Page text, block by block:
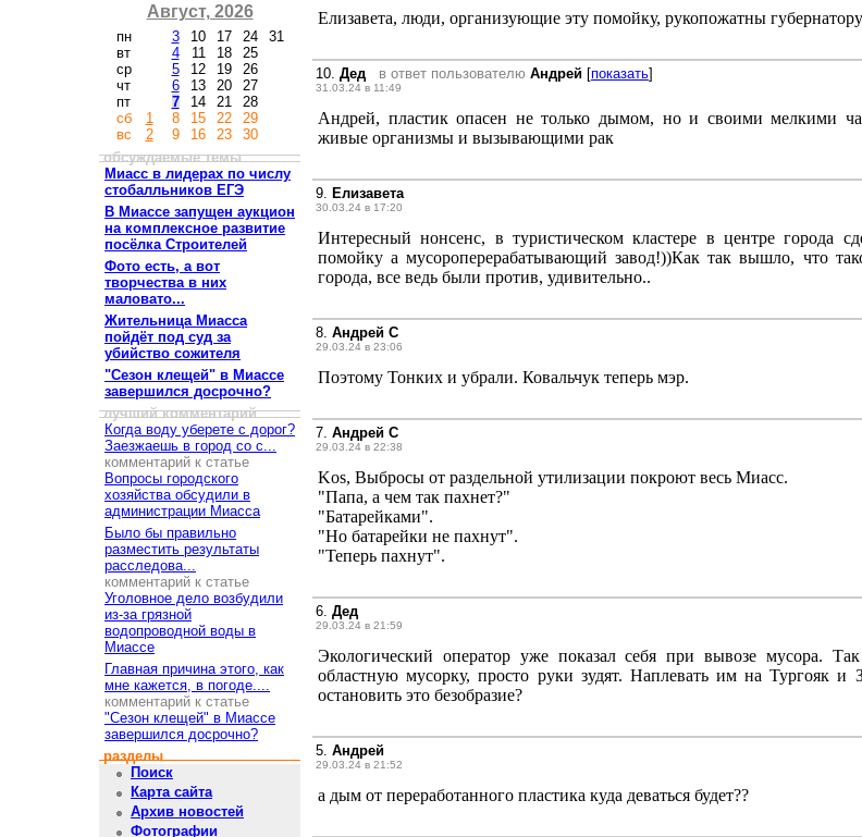
Август, 2026
пн
вт
ср
чт
пт
сб
вс
1
2
3
4
5
6
7
8
9
10
11
12
13
14
15
16
17
18
19
20
21
22
23
24
25
26
27
28
29
30
31
обсуждаемые темы
Миасс в лидерах по числу
стобалльников ЕГЭ
В Миассе запущен аукцион
на комплексное развитие
посёлка Строителей
Фото есть, а вот
творчества в них
маловато...
Жительница Миасса
пойдёт под суд за
убийство сожителя
"Сезон клещей" в Миассе
завершился досрочно?
лучший комментарий
Когда воду уберете с дорог?
Заезжаешь в город со с...
комментарий к статье
Вопросы городского
хозяйства обсудили в
администрации Миасса
Было бы правильно
разместить результаты
расследова...
комментарий к статье
Уголовное дело возбудили
из-за грязной
водопроводной воды в
Миассе
Главная причина этого, как
мне кажется, в погоде....
комментарий к статье
"Сезон клещей" в Миассе
завершился досрочно?
разделы
Поиск
Карта сайта
Архив новостей
Фотографии
Елизавета, люди, организующие эту помойку, рукопожатны губернатору
10. Дед в ответ пользователю Андрей [показать]
31.03.24 в 11:49
Андрей, пластик опасен не только дымом, но и своими мелкими
живые организмы и вызывающими рак
9. Елизавета
30.03.24 в 17:20
Интересный нонсенс, в туристическом кластере в центре города
помойку а мусороперерабатывающий завод!))Как так вышло, что
города, все ведь были против, удивительно..
8. Андрей С
29.03.24 в 23:06
Поэтому Тонких и убрали. Ковальчук теперь мэр.
7. Андрей С
29.03.24 в 22:38
Kos, Выбросы от раздельной утилизации покроют весь Миасс.
"Папа, а чем так пахнет?"
"Батарейками".
"Но батарейки не пахнут".
"Теперь пахнут".
6. Дед
29.03.24 в 21:59
Экологический оператор уже показал себя при вывозе мусора.
областную мусорку, просто руки зудят. Наплевать им на Тургояк и
остановить это безобразие?
5. Андрей
29.03.24 в 21:52
а дым от переработанного пластика куда деваться будет??